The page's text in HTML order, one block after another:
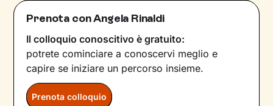
Prenota con Angela Rinaldi
Il colloquio conoscitivo è gratuito:
potrete cominciare a conoscervi meglio e
capire se iniziare un percorso insieme.
Prenota colloquio